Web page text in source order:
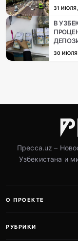
31
В
30
Пресса.uz –
Узбекистана и
О ПРОЕКТЕ
РУБРИКИ